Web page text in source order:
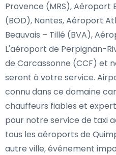
Provence (MRS), Aéroport
(BOD), Nantes, Aéroport
Beauvais – Tillé (BVA),
L'aéroport de Perpignan-
de Carcassonne (CCF) et
seront à votre service.
connu dans ce domaine
chauffeurs fiables et
pour notre service de taxi
tous les aéroports de
autre ville, événement